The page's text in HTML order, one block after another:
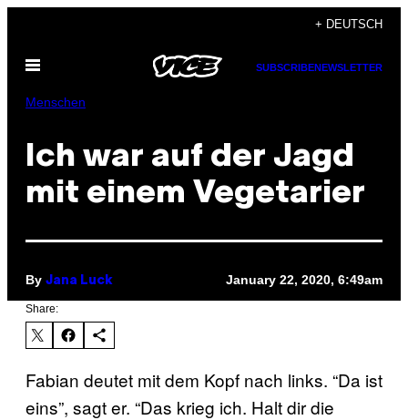
content
+ DEUTSCH
Open
SUBSCRIBENEWSLETTER
Menschen
Ich war auf der Jagd
mit einem Vegetarier
By Jana Luck January 22, 2020, 6:49am
Share:
Fabian deutet mit dem Kopf nach links. “Da ist
eins”, sagt er. “Das krieg ich. Halt dir die